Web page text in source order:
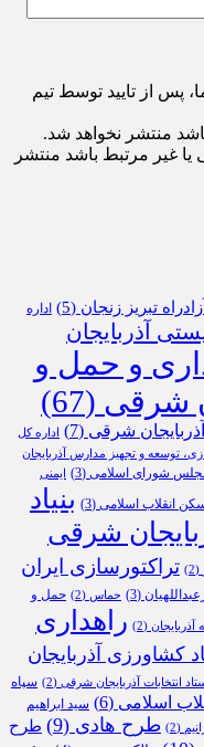
پس از تایید توسط تیم
منتشر نخواهد شد.
یا غیر مرتبط باشد منتشر
آزادراه تبریز زنجان (5)
اداره
آذربایجان
و حمل و
شرقی (67)
شرقی (7)
اداره کل
توسعه و تجهیز مدارس آذربایجان
مجلس شورای اسلامی (3) ایمنی
انقلاب اسلامی (3)
بنیاد
شرقی
(2)
تراکتورسازی ایران
(3) حماس (2)
حمل و
(2)
راهداری
کشاورزی آذربایجان
انتخابات آذربایجان شرقی (2)
سپاه
اسلامی (6)
سید ابراهیم
(2) طرح هادی (9)
طرح